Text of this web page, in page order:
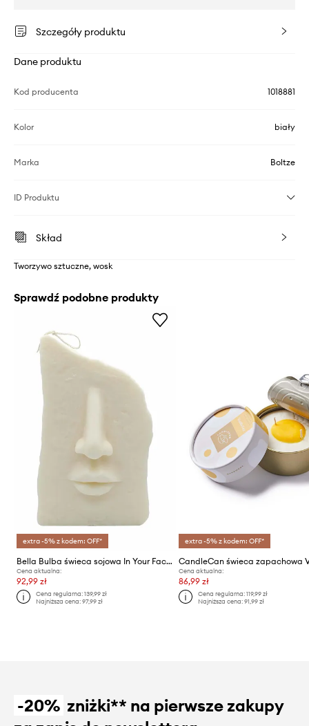
Szczegóły produktu
Dane produktu
Kod producenta 1018881
Kolor biały
Marka Boltze
ID Produktu
Skład
Tworzywo sztuczne, wosk
Sprawdź podobne produkty
extra -5% z kodem: OFF*
Bella Bulba świeca sojowa In Your Face
Cena aktualna:
92,99 zł
Cena regularna:139,99 zł
Najniższa cena:97,99 zł
extra -5% z kodem: OFF*
Cena aktualna:
86,99 zł
Cena regularna: 119,99 zł
Najniższa cena: 91,99 zł
-20% zniżki** na pierwsze zakupy